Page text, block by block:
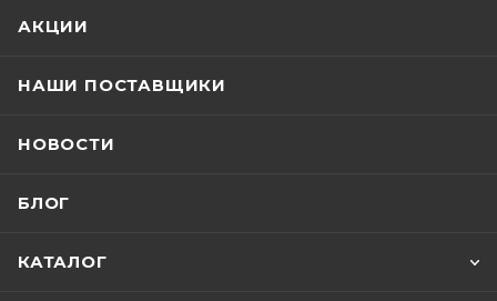
АКЦИИ
НАШИ ПОСТАВЩИКИ
НОВОСТИ
БЛОГ
КАТАЛОГ